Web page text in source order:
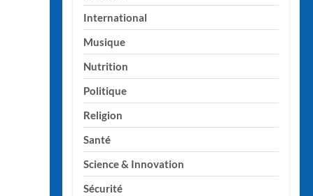
International
Musique
Nutrition
Politique
Religion
Santé
Science & Innovation
Sécurité